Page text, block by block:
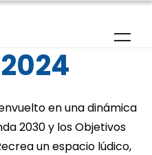
en una dinámica
2030 y los Objetivos
un espacio lúdico,